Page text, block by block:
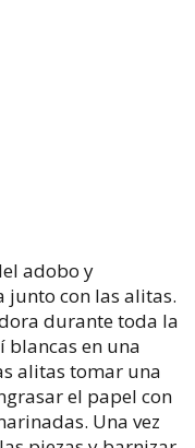
adobo y
junto con las alitas.
durante toda la
blancas en una
alitas tomar una
el papel con
Una vez